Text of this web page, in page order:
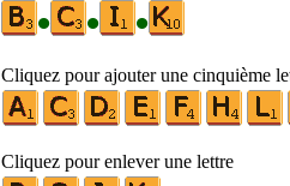
•
• •
Cliquez pour ajouter une cinquième
Cliquez pour enlever une lettre